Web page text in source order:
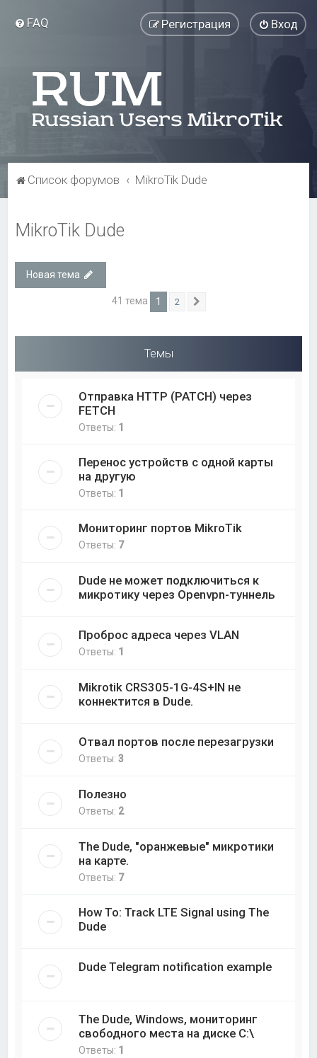
FAQ Вход
Регистрация
Список форумов MikroTik Dude
MikroTik Dude
Новая тема
41 тема 1 2
Темы
Отправка HTTP (PATCH) через
FETCH
Ответы: 1
Перенос устройств с одной карты
на другую
Ответы: 1
Мониторинг портов MikroTik
Ответы: 7
Dude не может подключиться к
микротику через Openvpn-туннель
Проброс адреса через VLAN
Ответы: 1
Mikrotik CRS305-1G-4S+IN не
коннектится в Dude.
Отвал портов после перезагрузки
Ответы:3
Полезно
Ответы: 2
The Dude, "оранжевые" микротики
на карте.
Ответы: 7
How To: Track LTE Signal using The
Dude
Dude Telegram notification example
The Dude, Windows, мониторинг
свободного места на диске C:\
Ответы: 1